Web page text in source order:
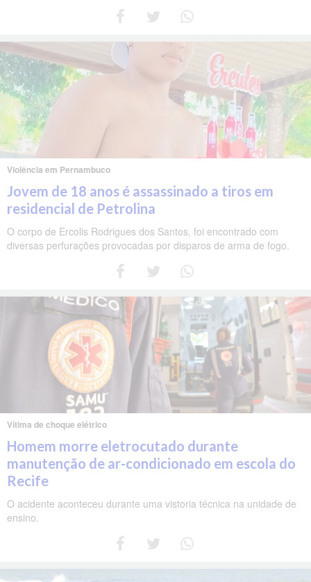
Violência em Pernambuco
Jovem de 18 anos é assassinado a tiros em
residencial de Petrolina
O corpo de Ercolis Rodrigues dos Santos, foi encontrado com
diversas perfurações provocadas por disparos de arma de fogo.
Vítima de choque elétrico
Homem morre eletrocutado durante
manutenção de ar-condicionado em escola do
Recife
O acidente aconteceu durante uma vistoria técnica na unidade de
ensino.